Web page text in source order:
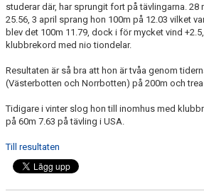
VÅRA TÄVLINGAR
MEDLEMSKAP OCH TRÄNINGSAVGIFTER
FÖRENINGEN
KLÄDKOLLEKTION
TRÄNARE
studerar där, har sprungit fort på tävlingarna. 28
25.56, 3 april sprang hon 100m på 12.03 vilket
blev det 100m 11.79, dock i för mycket vind
klubbrekord med nio tiondelar.
Resultaten är så bra att hon är tvåa genom
(Västerbotten och Norrbotten) på 200m och
Tidigare i vinter slog hon till inomhus med
på 60m 7.63 på tävling i USA.
Till resultaten